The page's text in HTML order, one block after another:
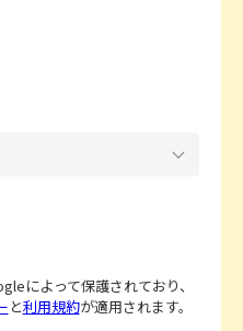
によって保護されており、
と利用規約が適用されます。